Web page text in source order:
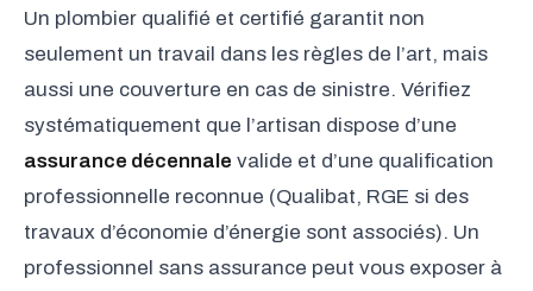
Un plombier qualifié et certifié garantit non
seulement un travail dans les règles de l’art, mais
aussi une couverture en cas de sinistre. Vérifiez
systématiquement que l’artisan dispose d’une
assurance décennale valide et d’une qualification
professionnelle reconnue (Qualibat, RGE si des
travaux d’économie d’énergie sont associés). Un
professionnel sans assurance peut vous exposer à